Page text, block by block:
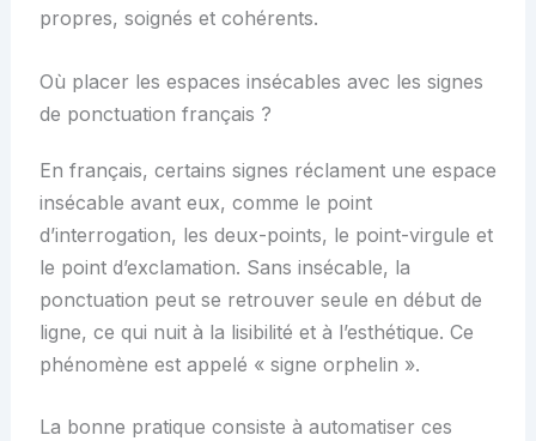
propres, soignés et cohérents.
Où placer les espaces insécables avec les signes
de ponctuation français ?
En français, certains signes réclament une espace
insécable avant eux, comme le point
d’interrogation, les deux-points, le point-virgule et
le point d’exclamation. Sans insécable, la
ponctuation peut se retrouver seule en début de
ligne, ce qui nuit à la lisibilité et à l’esthétique. Ce
phénomène est appelé « signe orphelin ».
La bonne pratique consiste à automatiser ces